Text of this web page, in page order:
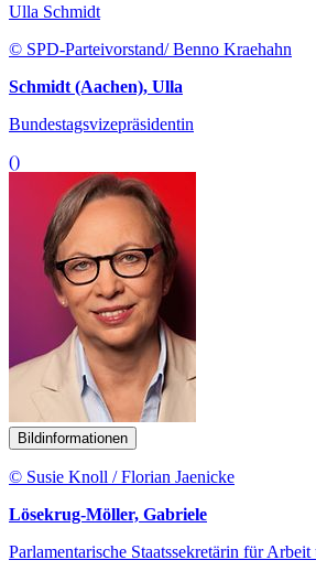
Ulla Schmidt
© SPD-Parteivorstand/ Benno Kraehahn
Schmidt (Aachen), Ulla
Bundestagsvizepräsidentin
()
Bildinformationen
© Susie Knoll / Florian Jaenicke
Lösekrug-Möller, Gabriele
Parlamentarische Staatssekretärin für Arbeit